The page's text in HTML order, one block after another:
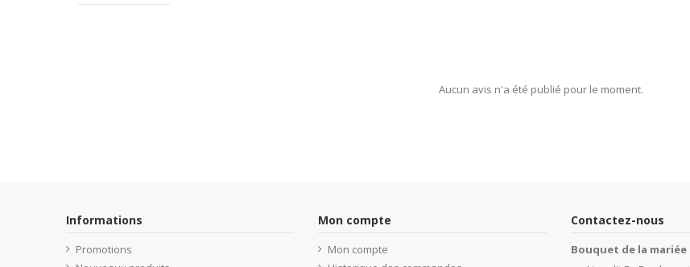
Aucun avis n'a été publié pour le moment.
Informations
Promotions
Mon compte
Mon compte
Contactez-nous
Bouquet de la mariée